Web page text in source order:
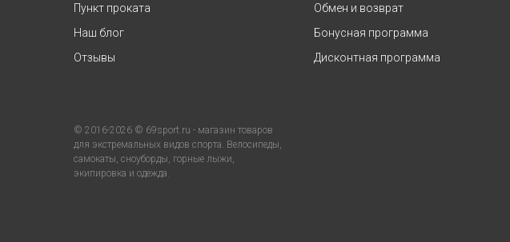
Пункт проката
Наш блог
Отзывы
Обмен и возврат
Бонусная программа
Дисконтная программа
© 2016-2026 © 69sport.ru - магазин товаров
для экстремальных видов спорта. Велосипеды,
самокаты, сноуборды, горные лыжи,
экипировка и одежда.